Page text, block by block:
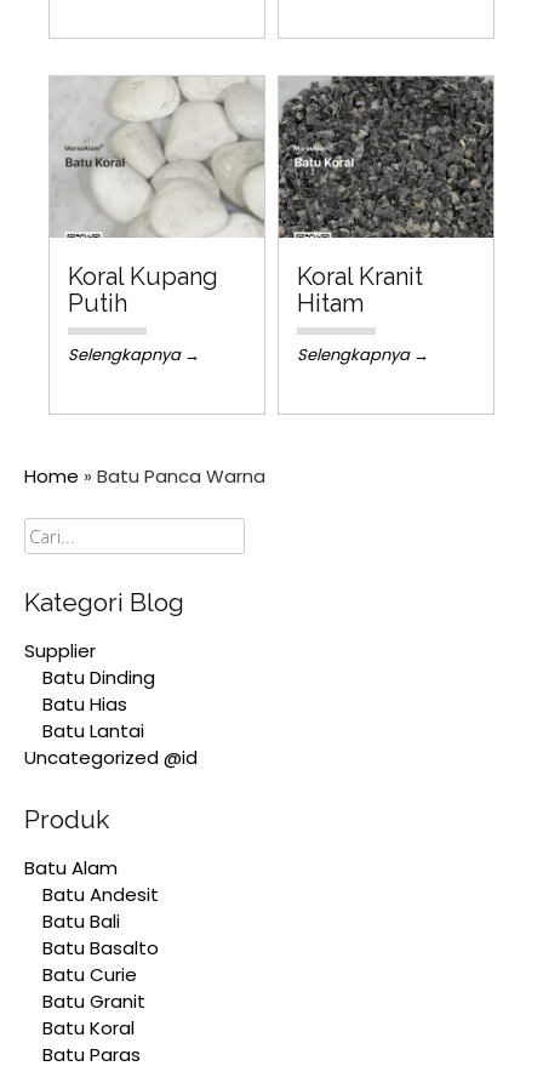
Koral Kupang
Putih
Selengkapnya →
Koral Kranit
Hitam
Selengkapnya →
Home » Batu Panca Warna
Cari
Kategori Blog
Supplier
Batu Dinding
Batu Hias
Batu Lantai
Uncategorized @id
Produk
Batu Alam
Batu Andesit
Batu Bali
Batu Basalto
Batu Curie
Batu Granit
Batu Koral
Batu Paras